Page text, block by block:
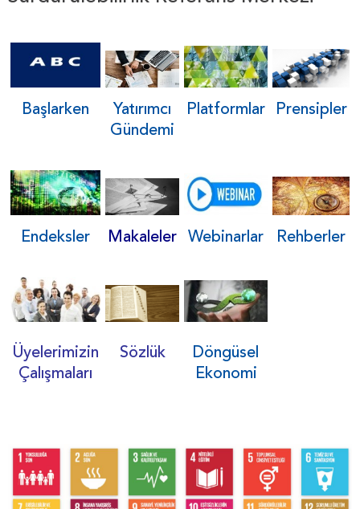
Başlarken
Yatırımcı
Gündemi
Platformlar Prensipler
Endeksler Makaleler Webinarlar Rehberler
Üyelerimizin
Çalışmaları
Sözlük
Döngüsel
Ekonomi